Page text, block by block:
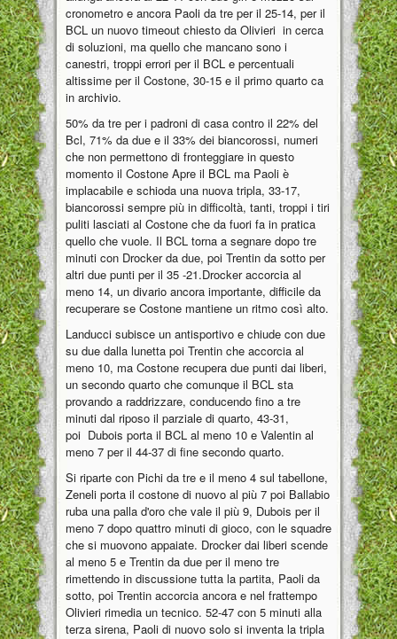
cronometro e ancora Paoli da tre per il 25-14, per il
BCL un nuovo timeout chiesto da Olivieri in cerca
di soluzioni, ma quello che mancano sono i
canestri, troppi errori per il BCL e percentuali
altissime per il Costone, 30-15 e il primo quarto ca
in archivio.
50% da tre per i padroni di casa contro il 22% del
Bcl, 71% da due e il 33% dei biancorossi, numeri
che non permettono di fronteggiare in questo
momento il Costone Apre il BCL ma Paoli è
implacabile e schioda una nuova tripla, 33-17,
biancorossi sempre più in difficoltà, tanti, troppi i tiri
puliti lasciati al Costone che da fuori fa in pratica
quello che vuole. Il BCL torna a segnare dopo tre
minuti con Drocker da due, poi Trentin da sotto per
altri due punti per il 35 -21.Drocker accorcia al
meno 14, un divario ancora importante, difficile da
recuperare se Costone mantiene un ritmo così alto.
Landucci subisce un antisportivo e chiude con due
su due dalla lunetta poi Trentin che accorcia al
meno 10, ma Costone recupera due punti dai liberi,
un secondo quarto che comunque il BCL sta
provando a raddrizzare, conducendo fino a tre
minuti dal riposo il parziale di quarto, 43-31,
poi Dubois porta il BCL al meno 10 e Valentin al
meno 7 per il 44-37 di fine secondo quarto.
Si riparte con Pichi da tre e il meno 4 sul tabellone,
Zeneli porta il costone di nuovo al più 7 poi Ballabio
ruba una palla d'oro che vale il più 9, Dubois per il
meno 7 dopo quattro minuti di gioco, con le squadre
che si muovono appaiate. Drocker dai liberi scende
al meno 5 e Trentin da due per il meno tre
rimettendo in discussione tutta la partita, Paoli da
sotto, poi Trentin accorcia ancora e nel frattempo
Olivieri rimedia un tecnico. 52-47 con 5 minuti alla
terza sirena, Paoli di nuovo solo si inventa la tripla